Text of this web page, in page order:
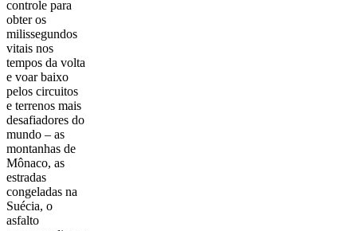
controle para
obter os
milissegundos
vitais nos
tempos da volta
e voar baixo
pelos circuitos
e terrenos mais
desafiadores do
mundo – as
montanhas de
Mônaco, as
estradas
congeladas na
Suécia, o
asfalto